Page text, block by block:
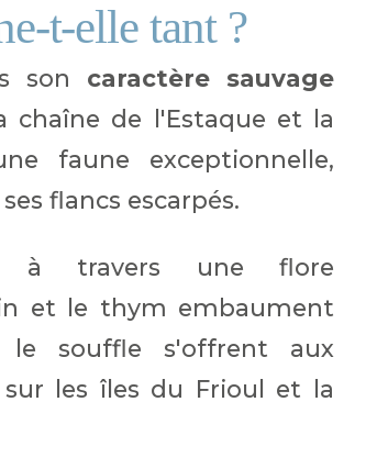
t-elle tant ?
son caractère sauvage
chaîne de l'Estaque et la
faune exceptionnelle,
flancs escarpés.
à travers une flore
et le thym embaument
le souffle s'offrent aux
sur les îles du Frioul et la